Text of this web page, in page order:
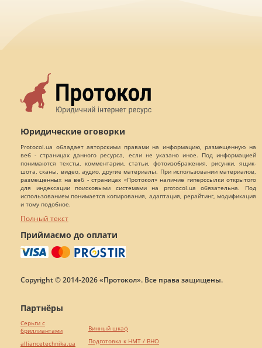
Юридические оговорки
Protocol.ua обладает авторскими правами на информацию, размещенную на
веб - страницах данного ресурса, если не указано иное. Под информацией
понимаются тексты, комментарии, статьи, фотоизображения, рисунки, ящик-
шота, сканы, видео, аудио, другие материалы. При использовании материалов,
размещенных на веб - страницах «Протокол» наличие гиперссылки открытого
для индексации поисковыми системами на protocol.ua обязательна. Под
использованием понимается копирования, адаптация, рерайтинг, модификация
и тому подобное.
Полный текст
Приймаємо до оплати
Copyright © 2014-2026 «Протокол». Все права защищены.
Партнёры
Серьги с
бриллиантами
alliancetechnika.ua
Винный шкаф
Подготовка к НМТ / ВНО